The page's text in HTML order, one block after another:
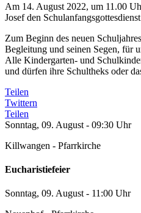
Am 14. August 2022, um 11.00
Josef den
Zum Beginn des neuen
Begleitung und seinen Segen, für
Alle Kindergarten- und
und dürfen ihre Schultheks oder
Teilen
Twittern
Teilen
Sonntag, 09. August - 09:30 Uhr
Killwangen - Pfarrkirche
Eucharistiefeier
Sonntag, 09. August - 11:00 Uhr